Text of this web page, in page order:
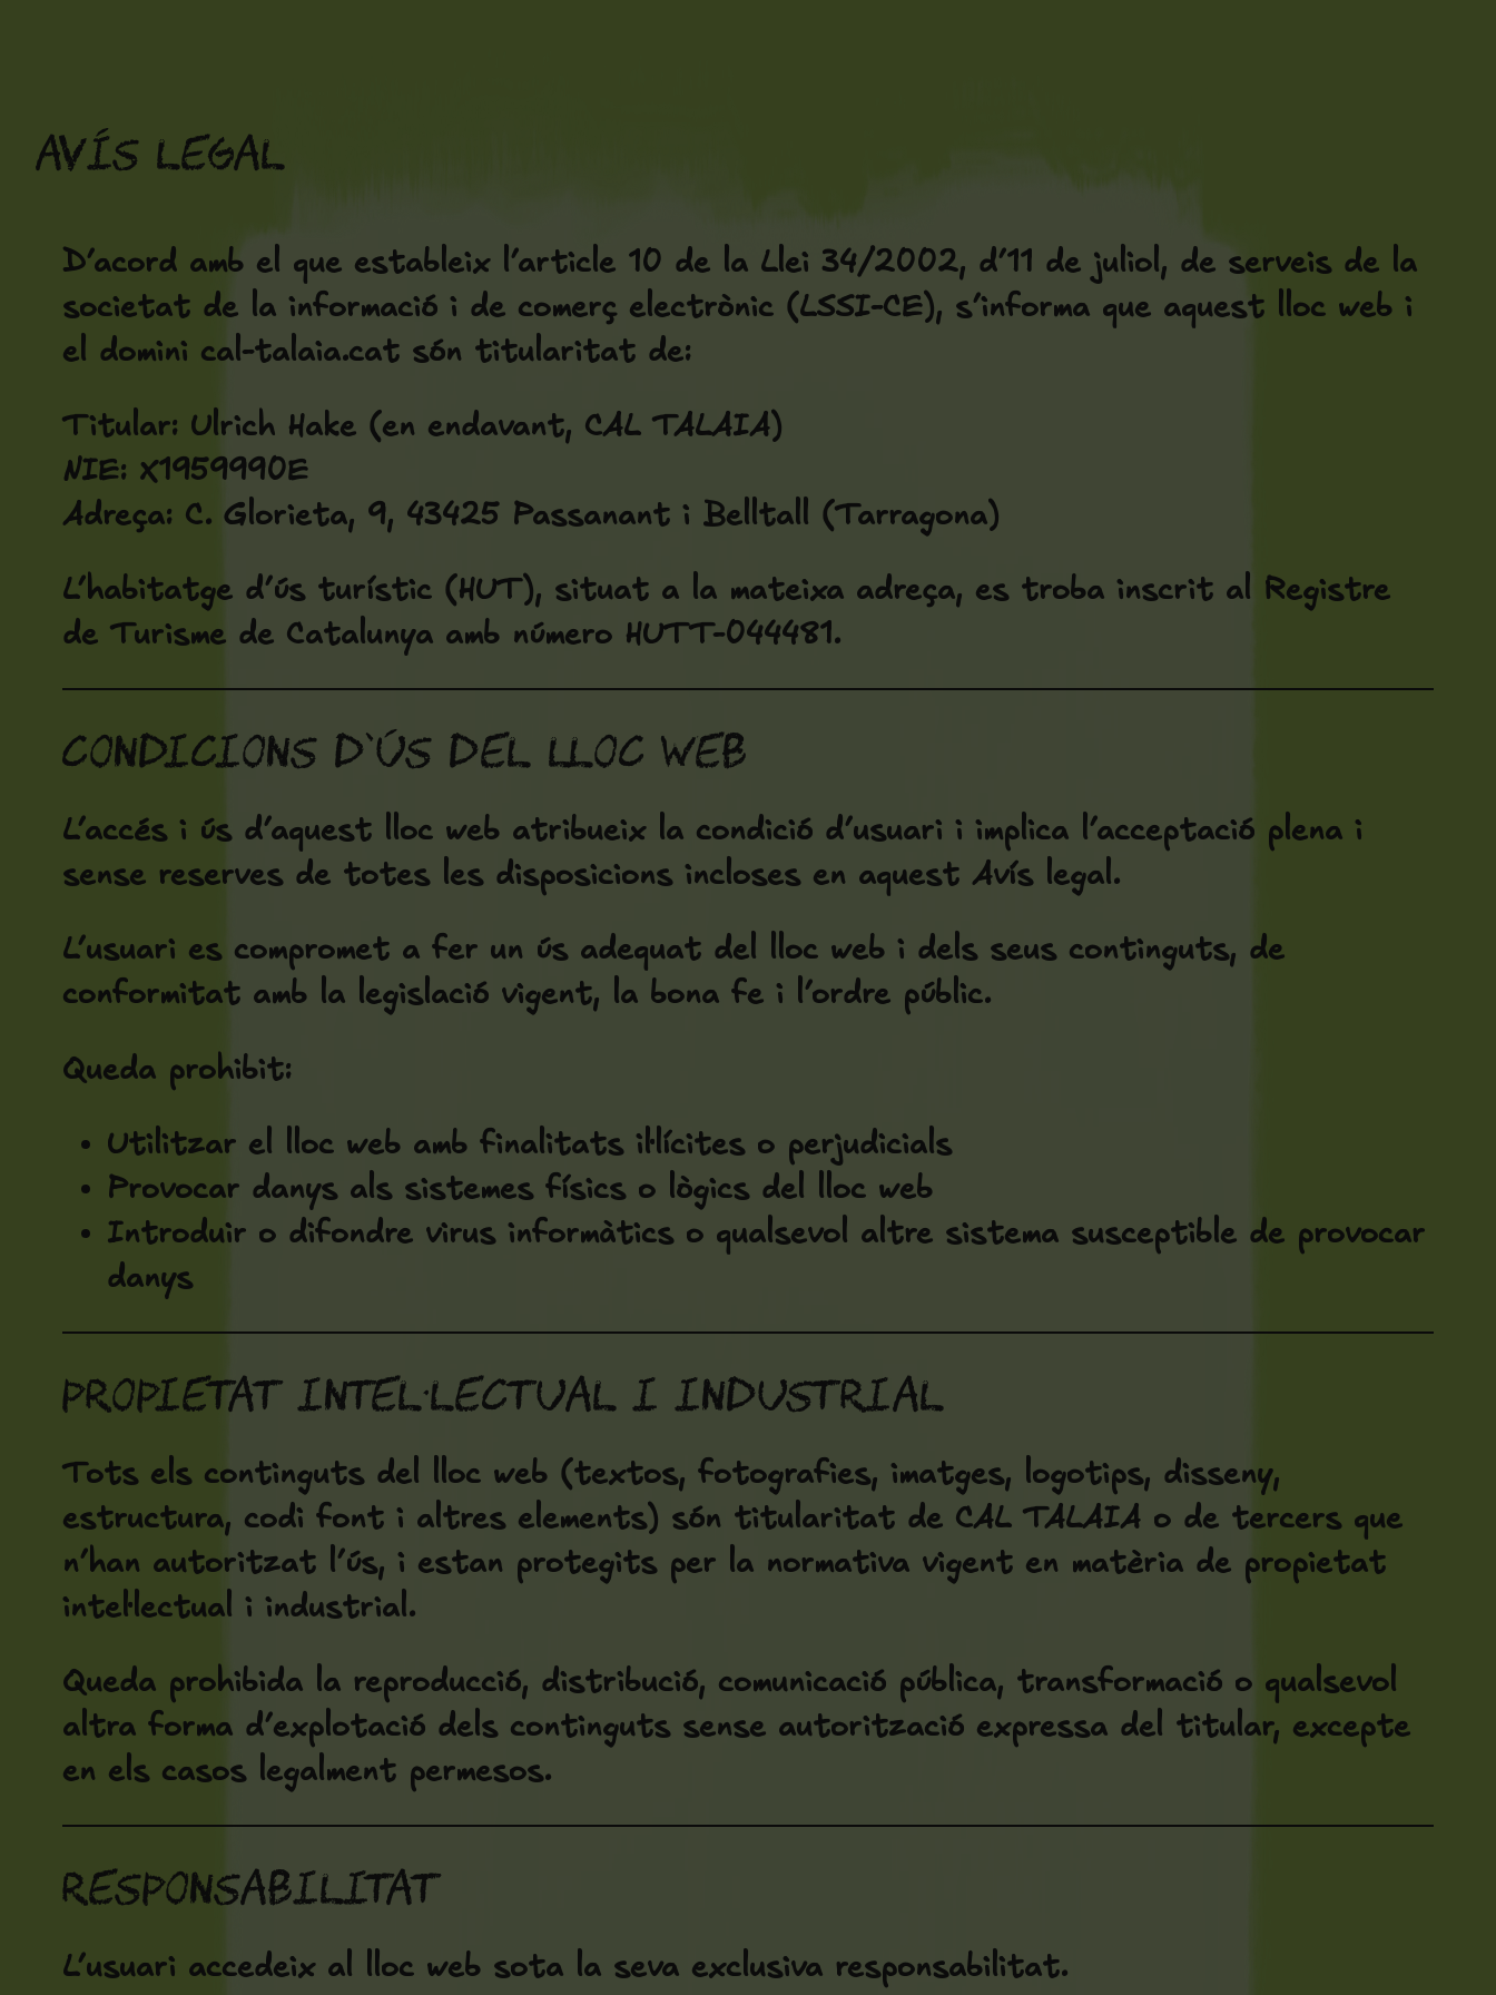
contingut
Avís Legal
D’acord amb el que estableix l’article 10 de la Llei 34/2002, d’11 de juliol, de serveis de la
societat de la informació i de comerç electrònic (LSSI-CE), s’informa que aquest lloc web i
el domini cal-talaia.cat són titularitat de:
Titular: Ulrich Hake (en endavant, CAL TALAIA)
NIE: X1959990E
Adreça: C. Glorieta, 9, 43425 Passanant i Belltall (Tarragona)
L’habitatge d’ús turístic (HUT), situat a la mateixa adreça, es troba inscrit al Registre
de Turisme de Catalunya amb número HUTT-044481.
Condicions d’ús del lloc web
L’accés i ús d’aquest lloc web atribueix la condició d’usuari i implica l’acceptació plena i
sense reserves de totes les disposicions incloses en aquest Avís legal.
L’usuari es compromet a fer un ús adequat del lloc web i dels seus continguts, de
conformitat amb la legislació vigent, la bona fe i l’ordre públic.
Queda prohibit:
Utilitzar el lloc web amb finalitats il·lícites o perjudicials
Provocar danys als sistemes físics o lògics del lloc web
Introduir o difondre virus informàtics o qualsevol altre sistema susceptible de provocar
danys
Propietat intel·lectual i industrial
Tots els continguts del lloc web (textos, fotografies, imatges, logotips, disseny,
estructura, codi font i altres elements) són titularitat de CAL TALAIA o de tercers que
n’han autoritzat l’ús, i estan protegits per la normativa vigent en matèria de propietat
intel·lectual i industrial.
Queda prohibida la reproducció, distribució, comunicació pública, transformació o qualsevol
altra forma d’explotació dels continguts sense autorització expressa del titular, excepte
en els casos legalment permesos.
Responsabilitat
L’usuari accedeix al lloc web sota la seva exclusiva responsabilitat.